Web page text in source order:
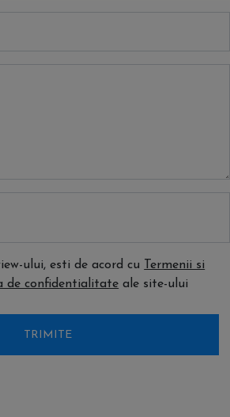
ului, esti de acord cu
Termenii si
de confidentialitate ale site-ului
TRIMITE